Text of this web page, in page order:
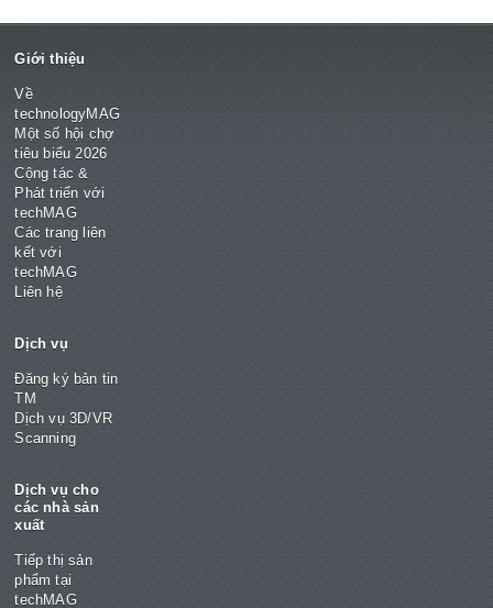
Giới thiệu
Về
technologyMAG
Một số hội chợ
tiêu biểu 2026
Cộng tác &
Phát triển với
techMAG
Các trang liên
kết với
techMAG
Liên hệ
Dịch vụ
Đăng ký bản tin
TM
Dịch vụ 3D/VR
Scanning
Dịch vụ cho
các nhà sản
xuất
Tiếp thị sản
phẩm tại
techMAG